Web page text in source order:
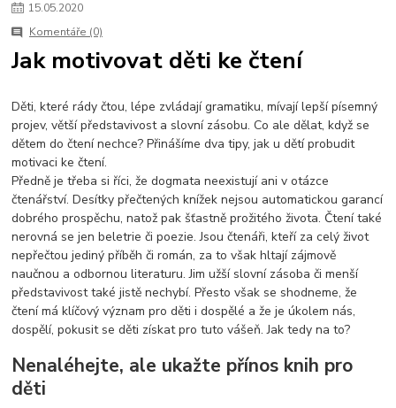
15.05.2020
Komentáře (0)
Jak motivovat děti ke čtení
Děti, které rády čtou, lépe zvládají gramatiku, mívají lepší písemný
projev, větší představivost a slovní zásobu. Co ale dělat, když se
dětem do čtení nechce? Přinášíme dva tipy, jak u dětí probudit
motivaci ke čtení.
Předně je třeba si říci, že dogmata neexistují ani v otázce
čtenářství. Desítky přečtených knížek nejsou automatickou garancí
dobrého prospěchu, natož pak šťastně prožitého života. Čtení také
nerovná se jen beletrie či poezie. Jsou čtenáři, kteří za celý život
nepřečtou jediný příběh či román, za to však hltají zájmově
naučnou a odbornou literaturu. Jim užší slovní zásoba či menší
představivost také jistě nechybí. Přesto však se shodneme, že
čtení má klíčový význam pro děti i dospělé a že je úkolem nás,
dospělí, pokusit se děti získat pro tuto vášeň. Jak tedy na to?
Nenaléhejte, ale ukažte přínos knih pro
děti